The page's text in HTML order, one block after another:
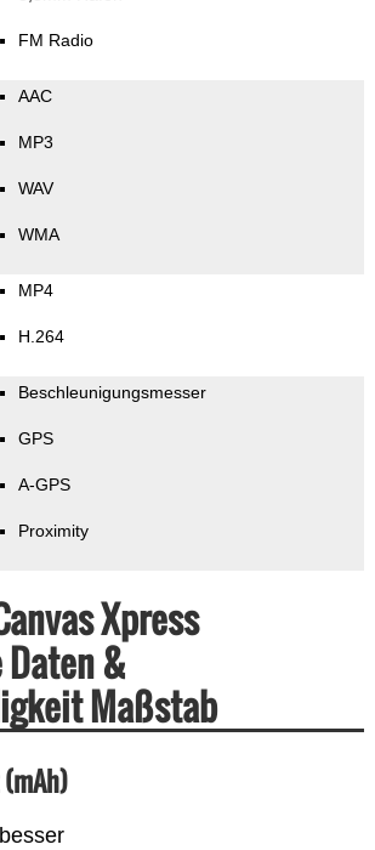
FM Radio
AAC
MP3
WAV
WMA
MP4
H.264
Beschleunigungsmesser
GPS
A-GPS
Proximity
Xpress
&
Maßstab